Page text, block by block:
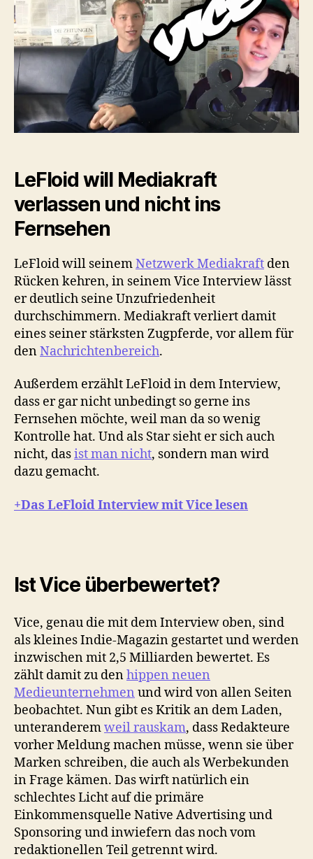
und
ist
Vice
überbewertet?
LeFloid will Mediakraft
verlassen und nicht ins
Fernsehen
LeFloid will seinemNetzwerk Mediakraft den
Rücken kehren, in seinem Vice Interview lässt
er deutlich seine Unzufriedenheit
durchschimmern. Mediakraft verliert damit
eines seiner stärksten Zugpferde, vor allem für
denNachrichtenbereich.
Außerdem erzählt LeFloid in dem Interview,
dass er gar nicht unbedingt so gerne ins
Fernsehen möchte, weil man da so wenig
Kontrolle hat. Und als Star sieht er sich auch
nicht, dasist man nicht, sondern man wird
dazu gemacht.
+Das LeFloid Interview mit Vice lesen
Ist Vice überbewertet?
Vice, genau die mit dem Interview oben, sind
als kleines Indie-Magazin gestartet und werden
inzwischen mit 2,5 Milliarden bewertet. Es
zählt damit zu denhippen neuen
Medieunternehmen und wird von allen Seiten
beobachtet. Nun gibt es Kritik an dem Laden,
unteranderemweil rauskam, dass Redakteure
vorher Meldung machen müsse, wenn sie über
Marken schreiben, die auch als Werbekunden
in Frage kämen. Das wirft natürlich ein
schlechtes Licht auf die primäre
Einkommensquelle Native Advertising und
Sponsoring und inwiefern das noch vom
redaktionellen Teil getrennt wird.